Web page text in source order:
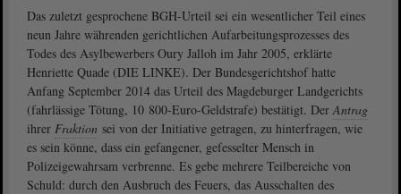
Das zuletzt gesprochene BGH-Urteil sei ein wesentlicher Teil eines
neun Jahre währenden gerichtlichen Aufarbeitungsprozesses des
Todes des Asylbewerbers Oury Jalloh im Jahr 2005, erklärte
Henriette Quade (DIE LINKE). Der Bundesgerichtshof hatte
Anfang September 2014 das Urteil des Magdeburger Landgerichts
(fahrlässige Tötung, 10 800-Euro-Geldstrafe) bestätigt. DerAntrag
ihrer Fraktion sei von der Initiative getragen, zu hinterfragen, wie
es sein könne, dass ein gefangener, gefesselter Mensch in
Polizeigewahrsam verbrenne. Es gebe mehrere Teilbereiche von
Schuld: durch den Ausbruch des Feuers, das Ausschalten des